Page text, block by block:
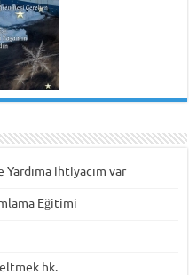
ihtiyacım var
Eğitimi
hk.